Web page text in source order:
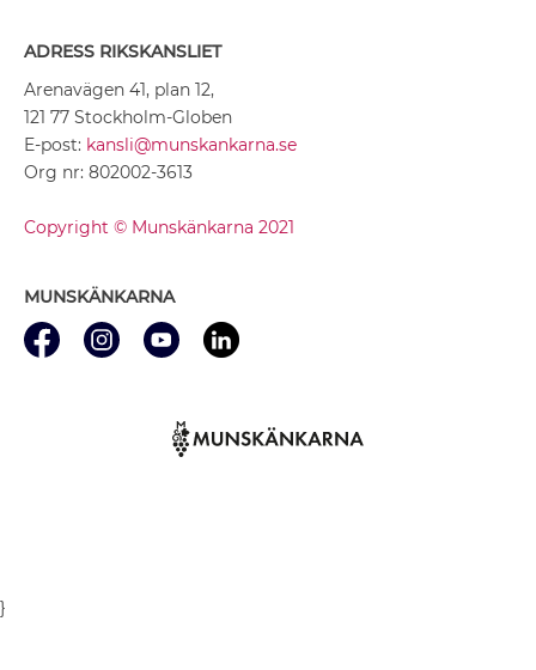
ADRESS RIKSKANSLIET
Arenavägen 41, plan 12,
121 77 Stockholm-Globen
E-post: kansli@munskankarna.se
Org nr: 802002-3613
Copyright © Munskänkarna 2021
MUNSKÄNKARNA
}